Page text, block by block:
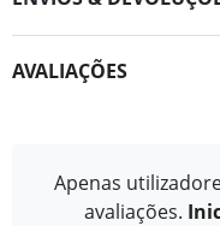
AVALIAÇÕES
Apenas
avaliações.